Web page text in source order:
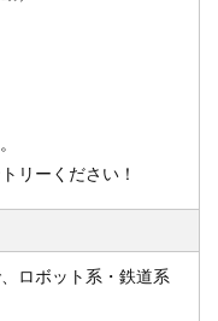
リーください！
ロボット系・鉄道系